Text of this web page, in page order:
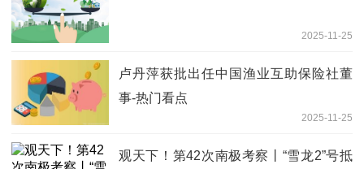
2025-11-25
卢丹萍获批出任中国渔业互助保险社董
事-热门看点
2025-11-25
观天下！第42次南极考察丨“雪龙2”号抵